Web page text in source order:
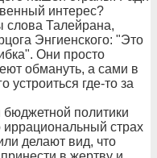
интерес?
слова Талейрана,
Энгиенского: "Это
Они просто
обмануть, а сами в
где-то за
политики
иррациональный страх
делают вид, что